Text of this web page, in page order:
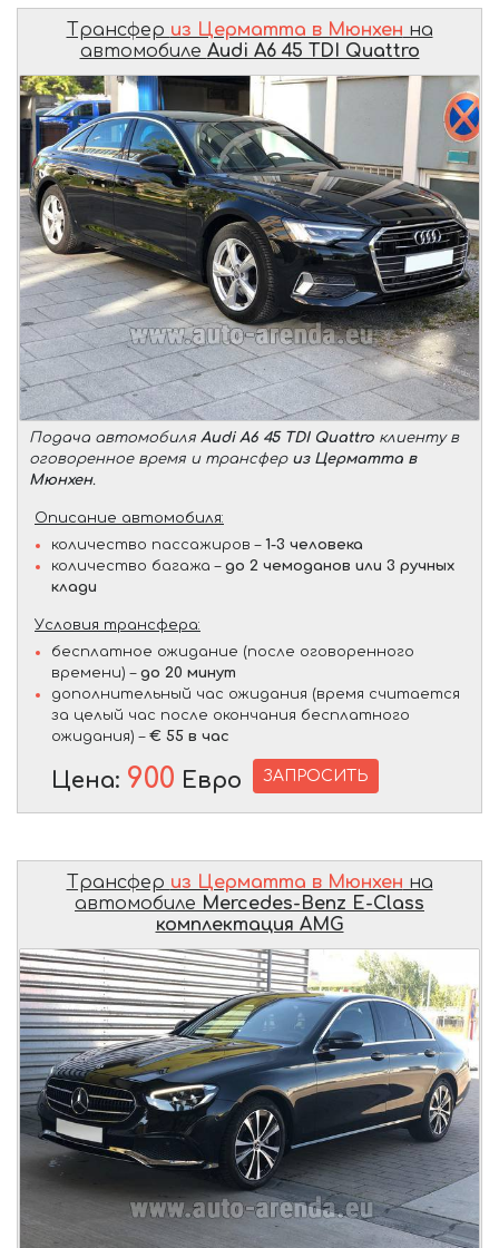
Трансфер из Церматта в Мюнхен на
автомобиле Audi A6 45 TDI Quattro
Подача автомобиля Audi A6 45 TDI Quattro клиенту в
оговоренное время и трансфер из Церматта в
Мюнхен.
Описание автомобиля:
количество пассажиров – 1-3 человека
количество багажа – до 2 чемоданов или 3 ручных
клади
Условия трансфера:
бесплатное ожидание (после оговоренного
времени) – до 20 минут
дополнительный час ожидания (время считается
за целый час после окончания бесплатного
ожидания) – € 55 в час
Цена: 900 Евро ЗАПРОСИТЬ
Трансфер из Церматта в Мюнхен на
автомобиле Mercedes-Benz E-Class
комплектация AMG